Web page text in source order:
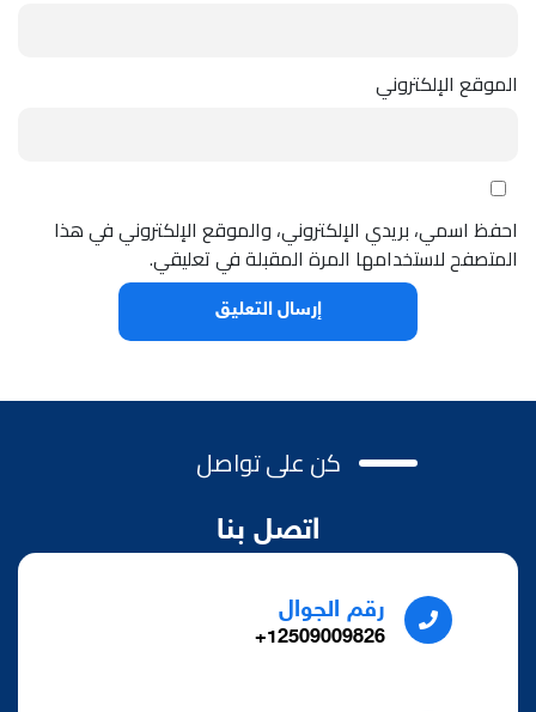
الموقع الإلكتروني
احفظ اسمي، بريدي الإلكتروني، والموقع الإلكتروني في هذا
المتصفح لاستخدامها المرة المقبلة في تعليقي.
كن على تواصل
اتصل بنا
رقم الجوال
12509009826+